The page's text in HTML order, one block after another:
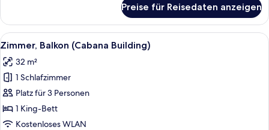
Poolseite
(Cabana
Building)
Preise für Reisedaten anzeigen
Alle
Fotos
für
Zimmer,
Balkon
(Cabana
Building)
Ein Hotelzimmer mit einer Couch,
7
Zimmer, Balkon (Cabana Building)
32 m²
1 Schlafzimmer
Platz für 3 Personen
1 King-Bett
Kostenloses WLAN